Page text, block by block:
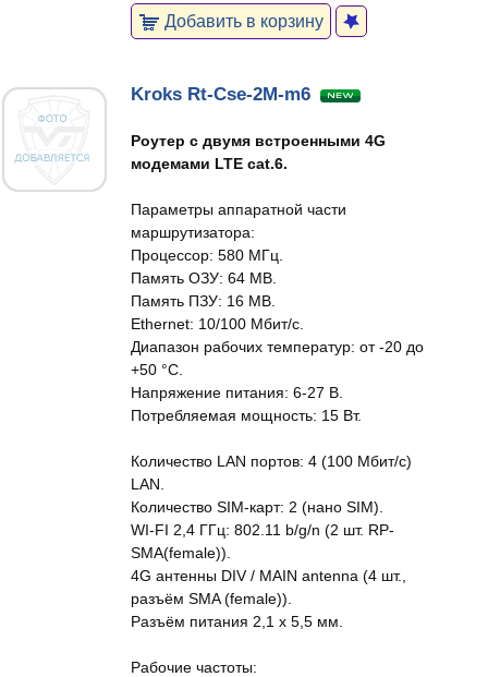
Добавить в корзину
Kroks Rt-Cse-2M-m6
Роутер с двумя встроенными 4G
модемами LTE cat.6.
Параметры аппаратной части
маршрутизатора:
Процессор: 580 МГц.
Память ОЗУ: 64 MB.
Память ПЗУ: 16 MB.
Ethernet: 10/100 Мбит/c.
Диапазон рабочих температур: от -20 до
+50 °C.
Напряжение питания: 6-27 В.
Потребляемая мощность: 15 Вт.
Количество LAN портов: 4 (100 Мбит/с)
LAN.
Количество SIM-карт: 2 (нано SIM).
WI-FI 2,4 ГГц: 802.11 b/g/n (2 шт. RP-
SMA(female)).
4G антенны DIV / MAIN antenna (4 шт.,
разъём SMA (female)).
Разъём питания 2,1 х 5,5 мм.
Рабочие частоты: